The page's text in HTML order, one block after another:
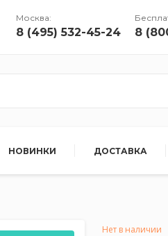
Москва:
8 (495) 532-45-24 8
НОВИНКИ ДОСТАВКА
Нет в наличии